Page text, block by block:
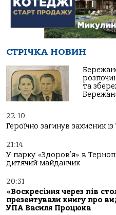
СТРІЧКА НОВИН
та
22:10
Героїчно загинув захисник
21:14
У парку «Здоров’я» в
дитячий майданчик
20:31
«Воскресіння через пів
презентували книгу про
УПА Василя Процюка